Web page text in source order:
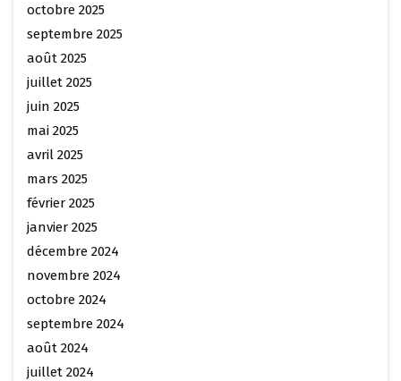
octobre 2025
septembre 2025
août 2025
juillet 2025
juin 2025
mai 2025
avril 2025
mars 2025
février 2025
janvier 2025
décembre 2024
novembre 2024
octobre 2024
septembre 2024
août 2024
juillet 2024